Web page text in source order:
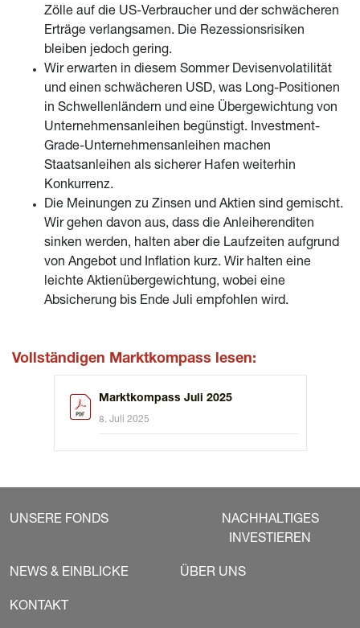
Zölle auf die US-Verbraucher und der schwächeren
Erträge verlangsamen. Die Rezessionsrisiken
bleiben jedoch gering.
Wir erwarten in diesem Sommer Devisenvolatilität
und einen schwächeren USD, was Long-Positionen
in Schwellenländern und eine Übergewichtung von
Unternehmensanleihen begünstigt. Investment-
Grade-Unternehmensanleihen machen
Staatsanleihen als sicherer Hafen weiterhin
Konkurrenz.
Die Meinungen zu Zinsen und Aktien sind gemischt.
Wir gehen davon aus, dass die Anleiherenditen
sinken werden, halten aber die Laufzeiten aufgrund
von Angebot und Inflation kurz. Wir halten eine
leichte Aktienübergewichtung, wobei eine
Absicherung bis Ende Juli empfohlen wird.
Vollständigen Marktkompass lesen:
Marktkompass Juli 2025
8. Juli 2025
UNSERE FONDS
NACHHALTIGES
INVESTIEREN
NEWS & EINBLICKE ÜBER UNS
KONTAKT